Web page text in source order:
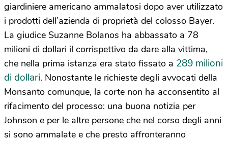
giardiniere americano ammalatosi dopo aver utilizzato
i prodotti dell’azienda di proprietà del colosso Bayer.
La giudice Suzanne Bolanos ha abbassato a 78
milioni di dollari il corrispettivo da dare alla vittima,
che nella prima istanza era stato fissato a 289 milioni
di dollari. Nonostante le richieste degli avvocati della
Monsanto comunque, la corte non ha acconsentito al
rifacimento del processo: una buona notizia per
Johnson e per le altre persone che nel corso degli anni
si sono ammalate e che presto affronteranno